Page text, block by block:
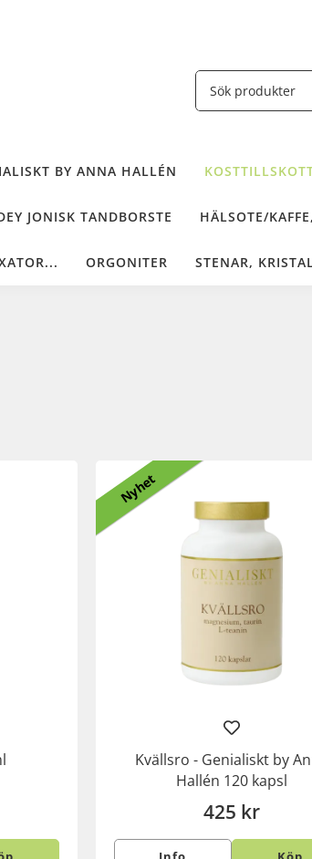
BY ANNA HALLÉN
JONISK TANDBORSTE HÄLSOTE/
ORGONITER STENAR,
Nyhet
Kvällsro - Genialiskt by
Hallén 120 kapsl
425 kr